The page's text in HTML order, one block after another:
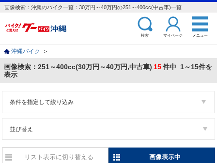
画像検索：沖縄のバイク一覧：30万円～40万円の251～400cc(中古車)一覧
検索 マイページ メニュー
沖縄バイク ＞
画像検索：251～400cc(30万円～40万円,中古車) 15件中 1～15件を
表示
条件を指定して絞り込み
並び替え
リスト表示に切り替える 画像表示中